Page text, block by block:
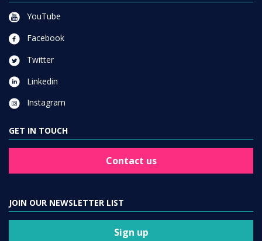
YouTube
Facebook
Twitter
Linkedin
Instagram
GET IN TOUCH
Contact us
JOIN OUR NEWSLETTER LIST
Sign up